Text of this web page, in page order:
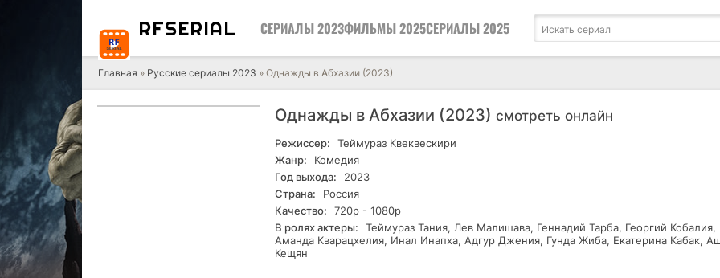
RFSERIAL СЕРИАЛЫ 2023ФИЛЬМЫ 2025СЕРИАЛЫ 2025
Главная » Русские сериалы 2023 » Однажды в Абхазии (2023)
Однажды в Абхазии (2023) смотреть онлайн
Режиссер:
Теймураз Квеквескири
Жанр:
Комедия
Год выхода:
2023
Страна:
Россия
Качество:
720р - 1080р
В ролях актеры:
Теймураз Тания, Лев Малишава, Геннадий Тарба, Георгий Кобалия,
Аманда Кварацхелия, Инал Инапха, Адгур Джения, Гунда Жиба, Екатерина Кабак,
Кещян